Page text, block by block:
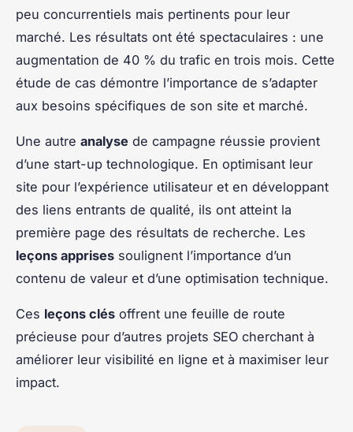
peu concurrentiels mais pertinents pour leur
marché. Les résultats ont été spectaculaires : une
augmentation de 40 % du trafic en trois mois. Cette
étude de cas démontre l’importance de s’adapter
aux besoins spécifiques de son site et marché.
Une autre analyse de campagne réussie provient
d’une start-up technologique. En optimisant leur
site pour l’expérience utilisateur et en développant
des liens entrants de qualité, ils ont atteint la
première page des résultats de recherche. Les
leçons apprises soulignent l’importance d’un
contenu de valeur et d’une optimisation technique.
Ces leçons clés offrent une feuille de route
précieuse pour d’autres projets SEO cherchant à
améliorer leur visibilité en ligne et à maximiser leur
impact.